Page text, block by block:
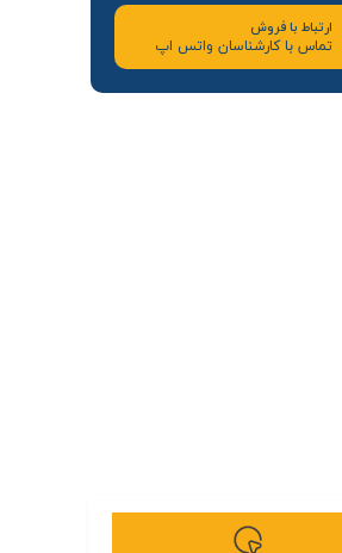
ارتباط با فروش
تماس با کارشناسان واتس اپ